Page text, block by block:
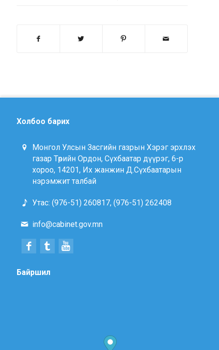
Холбоо барих
Монгол Улсын Засгийн газрын Хэрэг эрхлэх
газар Төрийн Ордон, Сүхбаатар дүүрэг, 6-р
хороо, 14201, Их жанжин Д.Сүхбаатарын
нэрэмжит талбай
Утас: (976-51) 260817, (976-51) 262408
info@cabinet.gov.mn
Байршил